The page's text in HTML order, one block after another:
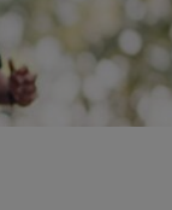
MITTSOMMER-